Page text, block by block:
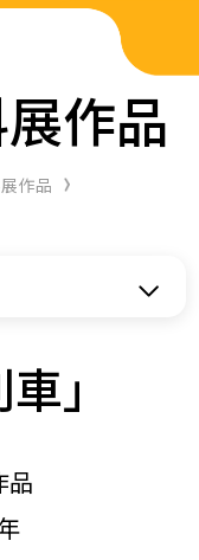
作品
作品
」
品